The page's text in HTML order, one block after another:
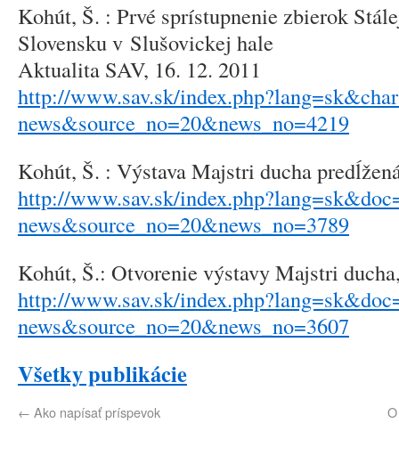
Kohút, Š. : Prvé sprístupnenie zbierok
Slovensku v Slušovickej hale
Aktualita SAV, 16. 12. 2011
http://www.sav.sk/
news&source_no=20&news_no=4219
Kohút, Š. : Výstava Majstri ducha
http://www.sav.sk/
news&source_no=20&news_no=3789
Kohút, Š.: Otvorenie výstavy Majstri
http://www.sav.sk/
news&source_no=20&news_no=3607
Všetky publikácie
← Ako napísať príspevok